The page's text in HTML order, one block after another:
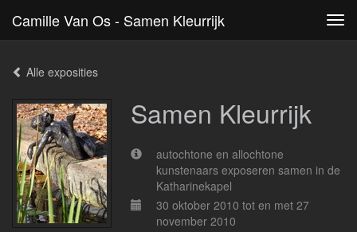
Camille Van Os - Samen Kleurrijk
Alle exposities
Samen Kleurrijk
autochtone en allochtone
kunstenaars exposeren samen in de
Katharinekapel
30 oktober 2010 tot en met 27
november 2010